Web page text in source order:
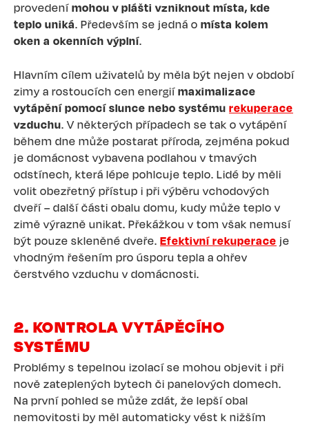
provedení mohou v plášti vzniknout místa, kde
teplo uniká. Především se jedná o místa kolem
oken a okenních výplní.
Hlavním cílem uživatelů by měla být nejen v období
zimy a rostoucích cen energií maximalizace
vytápění pomocí slunce nebo systému rekuperace
vzduchu. V některých případech se tak o vytápění
během dne může postarat příroda, zejména pokud
je domácnost vybavena podlahou v tmavých
odstínech, která lépe pohlcuje teplo. Lidé by měli
volit obezřetný přístup i při výběru vchodových
dveří – další části obalu domu, kudy může teplo v
zimě výrazně unikat. Překážkou v tom však nemusí
být pouze skleněné dveře. Efektivní rekuperace je
vhodným řešením pro úsporu tepla a ohřev
čerstvého vzduchu v domácnosti.
2. KONTROLA VYTÁPĚCÍHO
SYSTÉMU
Problémy s tepelnou izolací se mohou objevit i při
nově zateplených bytech či panelových domech.
Na první pohled se může zdát, že lepší obal
nemovitosti by měl automaticky vést k nižším